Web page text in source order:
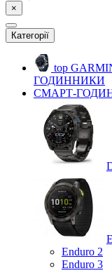
×
Категорії
top
ГОДИННИКИ
СМАРТ-
Enduro 2
Enduro 3